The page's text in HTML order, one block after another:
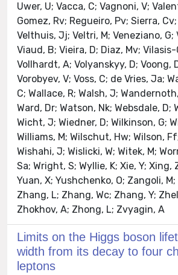
Uwer, U; Vacca, C; Vagnoni, V;
Gomez, Rv; Regueiro, Pv; Sierra,
Velthuis, Jj; Veltri, M; Veneziano, G;
Viaud, B; Vieira, D; Diaz, Mv;
Vollhardt, A; Volyanskyy, D; Voong,
Vorobyev, V; Voss, C; de Vries, Ja;
C; Wallace, R; Walsh, J;
Ward, Dr; Watson, Nk; Websdale, D;
Wicht, J; Wiedner, D; Wilkinson, G;
Williams, M; Wilschut, Hw; Wilson,
Wishahi, J; Wislicki, W; Witek, M;
Sa; Wright, S; Wyllie, K; Xie, Y; Xing,
Yuan, X; Yushchenko, O; Zangoli,
Zhang, L; Zhang, Wc; Zhang, Y;
Zhokhov, A; Zhong, L; Zvyagin, A
Limits on the Higgs boson
width from its decay to four
leptons